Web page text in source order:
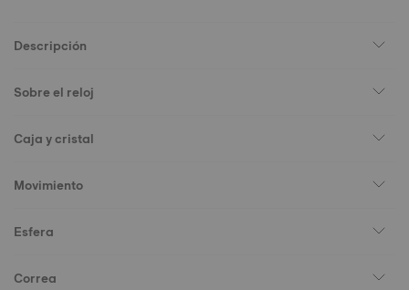
Descripción
Sobre el reloj
Caja y cristal
Movimiento
Esfera
Correa